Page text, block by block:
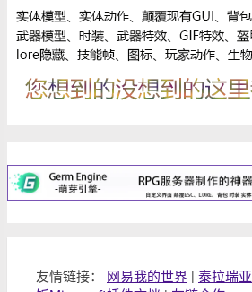
友情链接： 网易我的世界 泰拉瑞亚